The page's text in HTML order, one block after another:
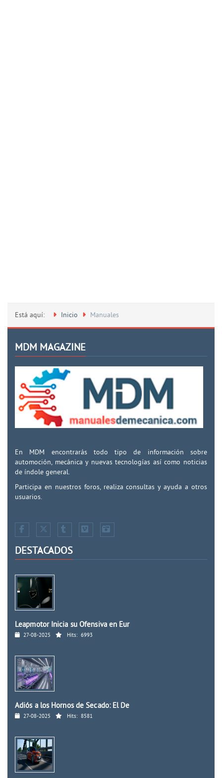
Está aquí: Inicio Manuales
MDM MAGAZINE
En MDM encontrarás todo tipo de información sobre
automoción, mecánica y nuevas tecnologías así como noticias
de índole general.
Participa en nuestros foros, realiza consultas y ayuda a otros
usuarios.
DESTACADOS
Leapmotor Inicia su Ofensiva en Eur
27-08-2025 Hits: 6993
Adiós a los Hornos de Secado: El De
27-08-2025 Hits: 8581